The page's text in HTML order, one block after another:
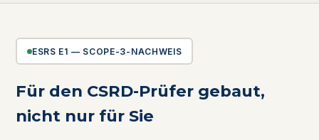
ESRS E1 — SCOPE-3-NACHWEIS
Für den CSRD-Prüfer gebaut,
nicht nur für Sie